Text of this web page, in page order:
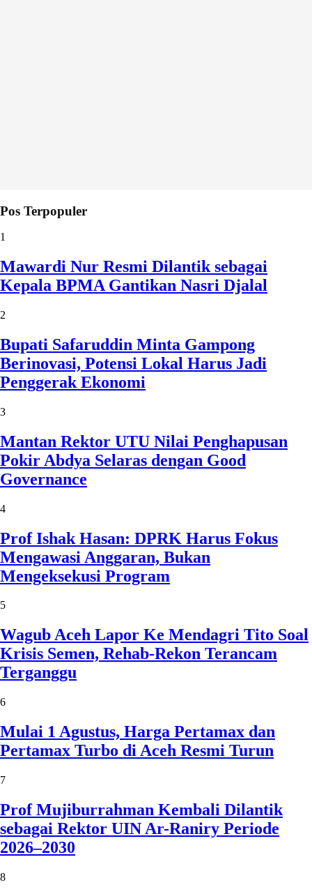
Pos Terpopuler
1
Mawardi Nur Resmi Dilantik sebagai
Kepala BPMA Gantikan Nasri Djalal
2
Bupati Safaruddin Minta Gampong
Berinovasi, Potensi Lokal Harus Jadi
Penggerak Ekonomi
3
Mantan Rektor UTU Nilai Penghapusan
Pokir Abdya Selaras dengan Good
Governance
4
Prof Ishak Hasan: DPRK Harus Fokus
Mengawasi Anggaran, Bukan
Mengeksekusi Program
5
Wagub Aceh Lapor Ke Mendagri Tito Soal
Krisis Semen, Rehab-Rekon Terancam
Terganggu
6
Mulai 1 Agustus, Harga Pertamax dan
Pertamax Turbo di Aceh Resmi Turun
7
Prof Mujiburrahman Kembali Dilantik
sebagai Rektor UIN Ar-Raniry Periode
2026–2030
8